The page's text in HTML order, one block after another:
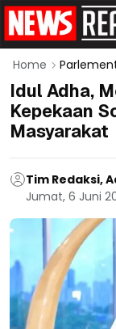
Home
Idul Adha,
Kepekaan
Masyarakat
Tim Redaksi,
Jumat, 6 Juni